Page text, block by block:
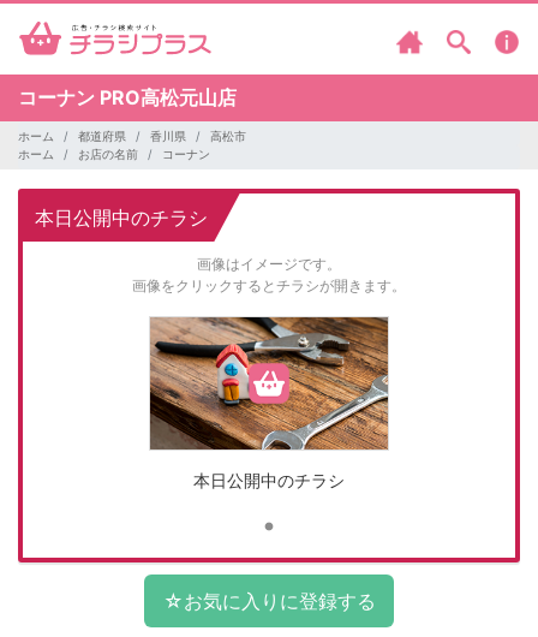
コーナン PRO高松元山店
ホーム 都道府県 香川県
高松市
ホーム
お店の名前 コーナン
本日公開中のチラシ
画像はイメージです。
画像をクリックするとチラシが開きます。
本日公開中のチラシ